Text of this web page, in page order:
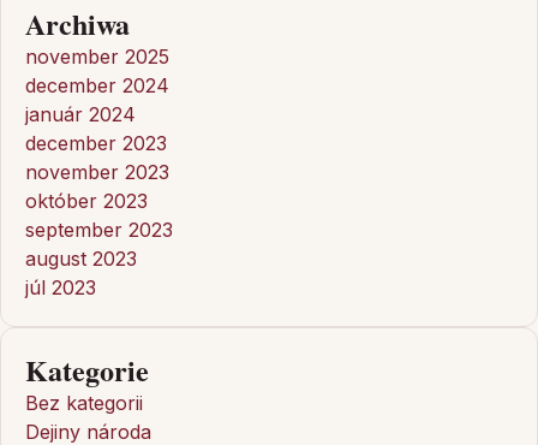
Archiwa
november 2025
december 2024
január 2024
december 2023
november 2023
október 2023
september 2023
august 2023
júl 2023
Kategorie
Bez kategorii
Dejiny národa